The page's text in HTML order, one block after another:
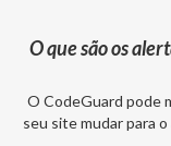
O que são os
O CodeGuard pode
seu site mudar para